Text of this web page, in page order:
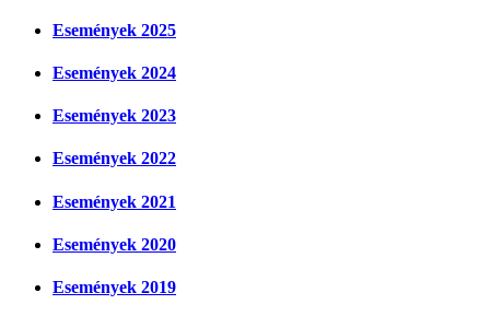
Események 2025
Események 2024
Események 2023
Események 2022
Események 2021
Események 2020
Események 2019